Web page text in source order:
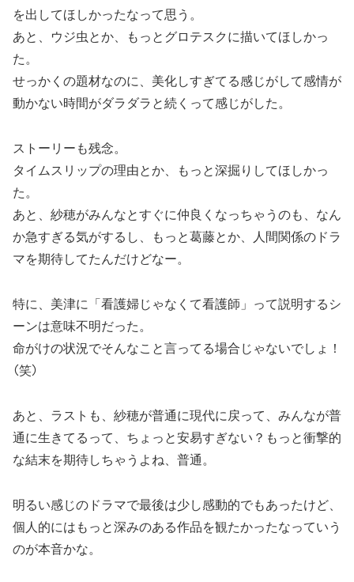
を出してほしかったなって思う。
あと、ウジ虫とか、もっとグロテスクに描いてほしかっ
た。
せっかくの題材なのに、美化しすぎてる感じがして感情が
動かない時間がダラダラと続くって感じがした。
ストーリーも残念。
タイムスリップの理由とか、もっと深掘りしてほしかっ
た。
あと、紗穂がみんなとすぐに仲良くなっちゃうのも、なん
か急すぎる気がするし、もっと葛藤とか、人間関係のドラ
マを期待してたんだけどなー。
特に、美津に「看護婦じゃなくて看護師」って説明するシ
ーンは意味不明だった。
命がけの状況でそんなこと言ってる場合じゃないでしょ！
(笑)
あと、ラストも、紗穂が普通に現代に戻って、みんなが普
通に生きてるって、ちょっと安易すぎない？もっと衝撃的
な結末を期待しちゃうよね、普通。
明るい感じのドラマで最後は少し感動的でもあったけど、
個人的にはもっと深みのある作品を観たかったなっていう
のが本音かな。